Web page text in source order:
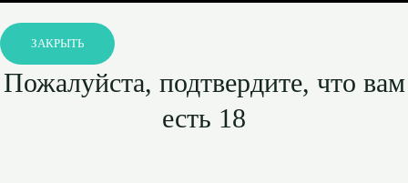
ЗАКРЫТЬ
Пожалуйста, подтвердите, что вам
есть 18